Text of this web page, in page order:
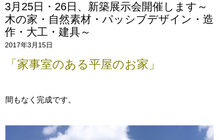
リクルート
会社概要
3月25日・26日、新築展示会開催します～
木の家・自然素材・パッシブデザイン・造
作・大工・建具～
2017年3月15日
「家事室のある平屋のお家」
間もなく完成です。